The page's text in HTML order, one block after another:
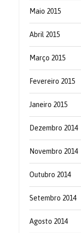
Maio 2015
Abril 2015
Março 2015
Fevereiro 2015
Janeiro 2015
Dezembro 2014
Novembro 2014
Outubro 2014
Setembro 2014
Agosto 2014